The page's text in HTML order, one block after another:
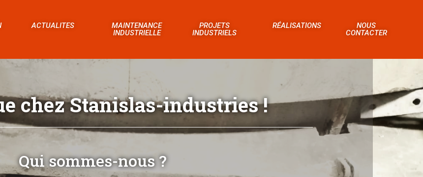
ACTUALITES
MAINTENANCE
INDUSTRIELLE
PROJETS
INDUSTRIELS
RÉALISATIONS
NOUS
CONTACTER
chez Stanislas-industries !
Qui sommes-nous ?